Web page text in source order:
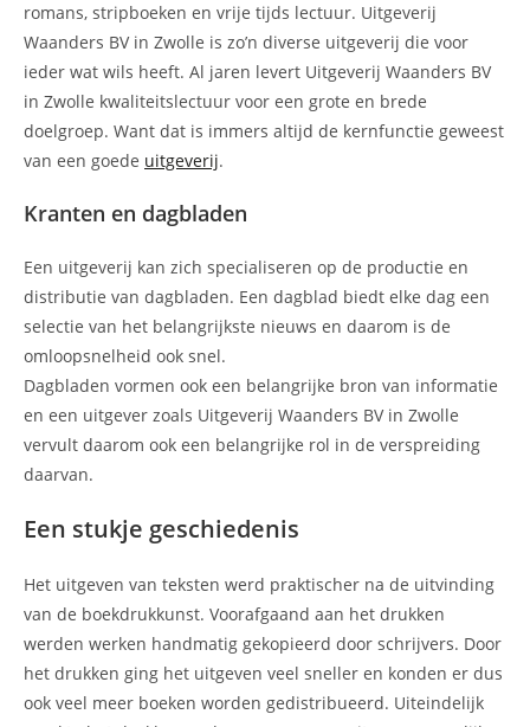
romans, stripboeken en vrije tijds lectuur. Uitgeverij
Waanders BV in Zwolle is zo’n diverse uitgeverij die voor
ieder wat wils heeft. Al jaren levert Uitgeverij Waanders BV
in Zwolle kwaliteitslectuur voor een grote en brede
doelgroep. Want dat is immers altijd de kernfunctie geweest
van een goede uitgeverij.
Kranten en dagbladen
Een uitgeverij kan zich specialiseren op de productie en
distributie van dagbladen. Een dagblad biedt elke dag een
selectie van het belangrijkste nieuws en daarom is de
omloopsnelheid ook snel.
Dagbladen vormen ook een belangrijke bron van informatie
en een uitgever zoals Uitgeverij Waanders BV in Zwolle
vervult daarom ook een belangrijke rol in de verspreiding
daarvan.
Een stukje geschiedenis
Het uitgeven van teksten werd praktischer na de uitvinding
van de boekdrukkunst. Voorafgaand aan het drukken
werden werken handmatig gekopieerd door schrijvers. Door
het drukken ging het uitgeven veel sneller en konden er dus
ook veel meer boeken worden gedistribueerd. Uiteindelijk